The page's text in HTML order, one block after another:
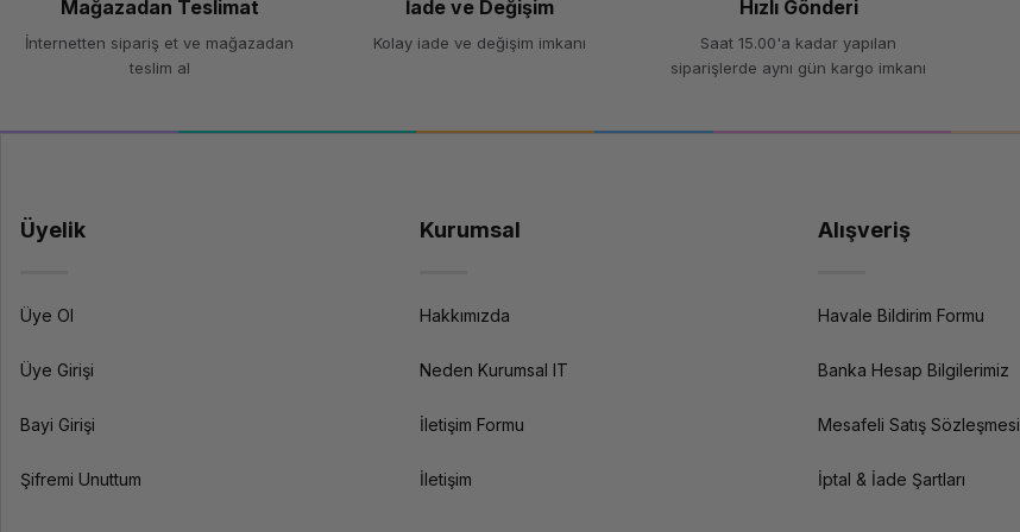
Mağazadan Teslimat
İnternetten sipariş et ve mağazadan
teslim al
İade ve Değişim
Kolay iade ve değişim imkanı
Hızlı Gönderi
Saat 15.00'a kadar yapılan
siparişlerde aynı gün kargo imkanı
Üyelik
Üye Ol
Üye Girişi
Bayi Girişi
Şifremi Unuttum
Kurumsal
Hakkımızda
Neden Kurumsal IT
İletişim Formu
İletişim
Alışveriş
Havale Bildirim Formu
Banka Hesap Bilgilerimiz
Mesafeli Satış Sözleşmesi
İptal & İade Şartları